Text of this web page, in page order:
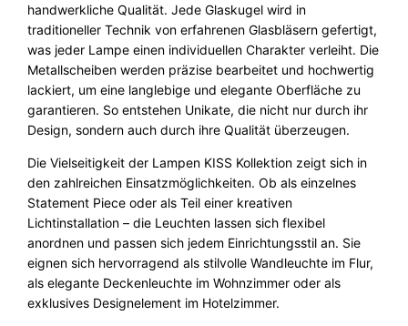
handwerkliche Qualität. Jede Glaskugel wird in
traditioneller Technik von erfahrenen Glasbläsern gefertigt,
was jeder Lampe einen individuellen Charakter verleiht. Die
Metallscheiben werden präzise bearbeitet und hochwertig
lackiert, um eine langlebige und elegante Oberfläche zu
garantieren. So entstehen Unikate, die nicht nur durch ihr
Design, sondern auch durch ihre Qualität überzeugen.
Die Vielseitigkeit der Lampen KISS Kollektion zeigt sich in
den zahlreichen Einsatzmöglichkeiten. Ob als einzelnes
Statement Piece oder als Teil einer kreativen
Lichtinstallation – die Leuchten lassen sich flexibel
anordnen und passen sich jedem Einrichtungsstil an. Sie
eignen sich hervorragend als stilvolle Wandleuchte im Flur,
als elegante Deckenleuchte im Wohnzimmer oder als
exklusives Designelement im Hotelzimmer.